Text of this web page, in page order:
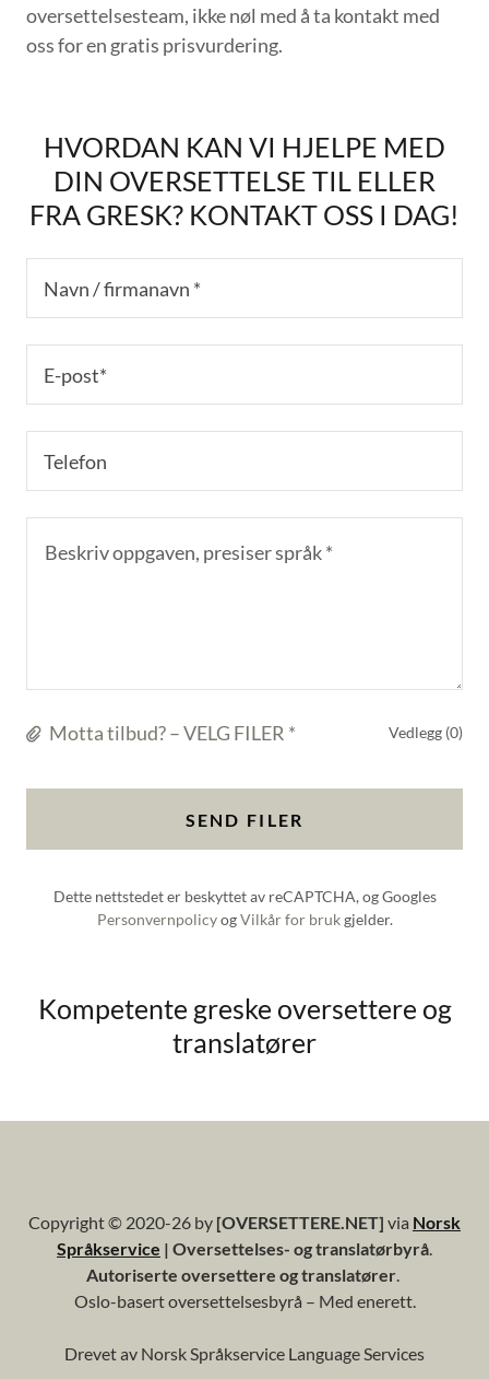
oversettelsesteam, ikke nøl med å ta kontakt med
oss for en gratis prisvurdering.
HVORDAN KAN VI HJELPE MED
DIN OVERSETTELSE TIL ELLER
FRA GRESK? KONTAKT OSS I DAG!
Navn / firmanavn *
E-post*
Telefon
Motta tilbud? – VELG FILER * Vedlegg (0)
SEND FILER
Dette nettstedet er beskyttet av reCAPTCHA, og Googles
PersonvernpolicyogVilkår for brukgjelder.
Kompetente greske oversettere og
translatører
Copyright © 2020-26 by [OVERSETTERE.NET] via Norsk
Språkservice | Oversettelses- og translatørbyrå.
Autoriserte oversettere og translatører.
Oslo-basert oversettelsesbyrå – Med enerett.
Drevet av Norsk Språkservice Language Services